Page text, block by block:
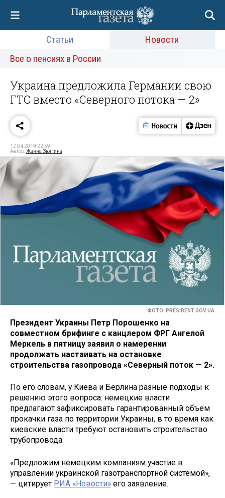
Статьи
Новости
Все о пенсиях в России
Украина предложила Германии свою
ГТС вместо «Северного потока — 2»
12.04.2019 22:59
Автор:Жанна Звягина
ФОТО: PRESIDENT.GOV.UA
Президент Украины Петр Порошенко на
совместном брифинге с канцлером ФРГ Ангелой
Меркель в пятницу заявил о намерении
продолжать настаивать на остановке
строительства газопровода «Северный поток — 2».
По его словам, у Киева и Берлина разные подходы к
решению этого вопроса: немецкие власти
предлагают зафиксировать гарантированный объем
прокачки газа по территории Украины, в то время как
киевские власти требуют остановить строительство
трубопровода.
«Предложим немецким компаниям участие в
управлении украинской газотранспортной системой»,
— цитирует РИА «Новости» его заявление.